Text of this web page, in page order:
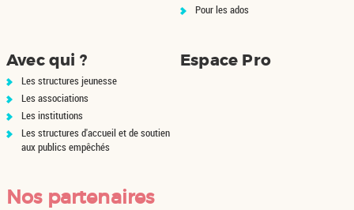
Pour les ados
Avec qui ?
Les structures jeunesse
Les associations
Les institutions
Les structures d'accueil et de soutien
aux publics empêchés
Espace Pro
Nos partenaires